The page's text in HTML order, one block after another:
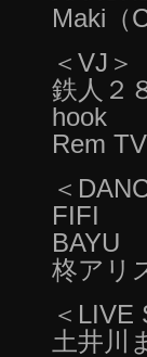
Maki（
＜VJ＞
鉄人２
hook
Rem TV
＜
FIFI
BAYU
柊アリ
＜LIVE
土井川